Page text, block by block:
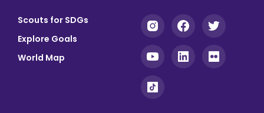
Scouts for SDGs
Explore Goals
World Map